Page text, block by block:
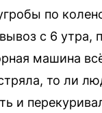
по
с 6 утра,
машина
то ли
и